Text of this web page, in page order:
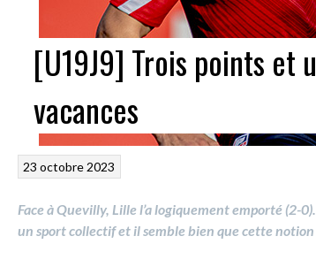
[U19J9] Trois points et
vacances
23 octobre 2023
Face à Quevilly, Lille l’a logiquement emporté (2-
un sport collectif et il semble bien que cette notion